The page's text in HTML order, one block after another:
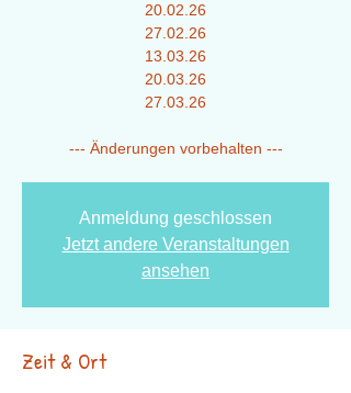
20.02.26
27.02.26
13.03.26
20.03.26
27.03.26
--- Änderungen vorbehalten ---
Anmeldung geschlossen
Jetzt andere Veranstaltungen
ansehen
Zeit & Ort